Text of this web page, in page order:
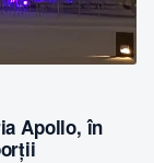
Apollo, în